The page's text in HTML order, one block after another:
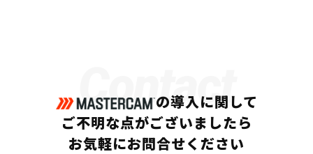
Contact
の導入に関して
ご不明な点がございましたら
お気軽にお問合せください